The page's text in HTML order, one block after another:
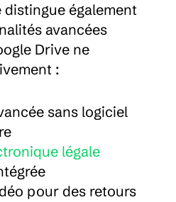
distingue également
avancées
Drive ne
:
sans logiciel
légale
pour des retours